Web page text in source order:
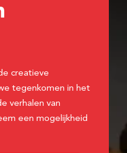
creatieve
tegenkomen in het
verhalen van
een mogelijkheid